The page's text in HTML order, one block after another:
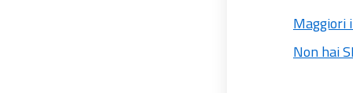
Maggiori
Non hai